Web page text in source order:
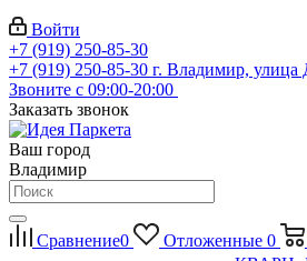
Войти
+7 (919) 250-85-30
+7 (919) 250-85-30 г. Владимир, улица
Звоните с 09:00-20:00
Заказать звонок
Ваш город
Владимир
Сравнение0 Отложенные 0